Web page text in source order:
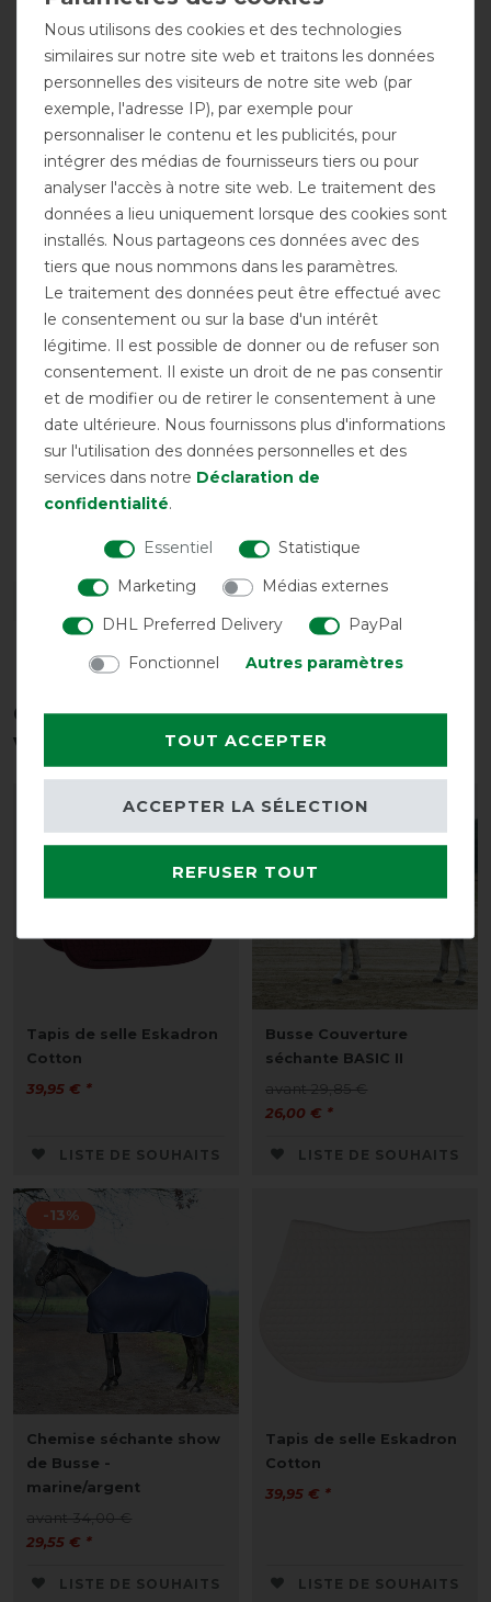
Broderie
possible
DÉTAILS SUR LA SÉCURITÉ DES PRODUITS
Ces produits pourraient également
vous intéresser
Tapis de selle Eskadron
Cotton
39,95 € *
LISTE DE SOUHAITS
-13%
Busse Couverture
séchante BASIC II
avant 29,85 €
26,00 € *
LISTE DE SOUHAITS
-13%
Chemise séchante show
de Busse -
marine/argent
avant 34,00 €
29,55 € *
LISTE DE SOUHAITS
Tapis de selle Eskadron
Cotton
39,95 € *
LISTE DE SOUHAITS
Nous utilisons des cookies et des technologies
similaires sur notre site web et traitons les données
personnelles des visiteurs de notre site web (par
exemple, l'adresse IP), par exemple pour
personnaliser le contenu et les publicités, pour
intégrer des médias de fournisseurs tiers ou pour
analyser l'accès à notre site web. Le traitement des
données a lieu uniquement lorsque des cookies sont
installés. Nous partageons ces données avec des
tiers que nous nommons dans les paramètres.
Le traitement des données peut être effectué avec
le consentement ou sur la base d'un intérêt
légitime. Il est possible de donner ou de refuser son
consentement. Il existe un droit de ne pas consentir
et de modifier ou de retirer le consentement à une
date ultérieure. Nous fournissons plus d'informations
sur l'utilisation des données personnelles et des
services dans notre Déclaration de
confidentialité.
Essentiel
Statistique
Marketing
Médias externes
DHL Preferred Delivery
PayPal
Fonctionnel
Autres paramètres
TOUT ACCEPTER
REFUSER TOUT
ACCEPTER LA SÉLECTION